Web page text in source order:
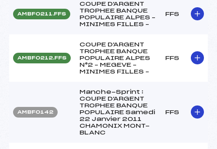
AMBF0211.FFS
COUPE D'ARGENT
TROPHEE BANQUE
POPULAIRE ALPES –
MINIMES FILLES –
FFS
AMBF0212.FFS
COUPE D'ARGENT
TROPHEE BANQUE
POPULAIRE ALPES
N°2 – MEGEVE –
MINIMES FILLES –
FFS
AMBF0142
Manche-Sprint :
COUPE D'ARGENT
TROPHEE BANQUE
POPULAIRE Samedi
22 Janvier 2011
CHAMONIX MONT-
BLANC
FFS